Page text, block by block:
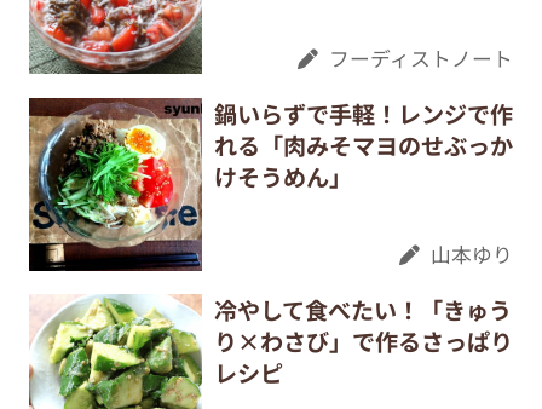
フーディストノート
鍋いらずで手軽！レンジで作
れる「肉みそマヨのせぶっか
けそうめん」
山本ゆり
冷やして食べたい！「きゅう
り×わさび」で作るさっぱり
レシピ